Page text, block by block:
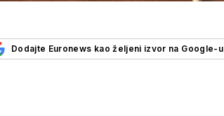
Dodajte Euronews kao željeni izvor na Google-u